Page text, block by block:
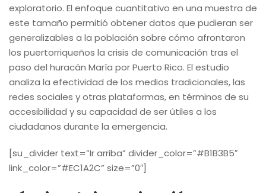
exploratorio. El enfoque cuantitativo en una muestra de
este tamaño permitió obtener datos que pudieran ser
generalizables a la población sobre cómo afrontaron
los puertorriqueños la crisis de comunicación tras el
paso del huracán María por Puerto Rico. El estudio
analiza la efectividad de los medios tradicionales, las
redes sociales y otras plataformas, en términos de su
accesibilidad y su capacidad de ser útiles a los
ciudadanos durante la emergencia.
[su_divider text=”Ir arriba” divider_color=”#B1B3B5″
link_color=”#EC1A2C” size=”0″]